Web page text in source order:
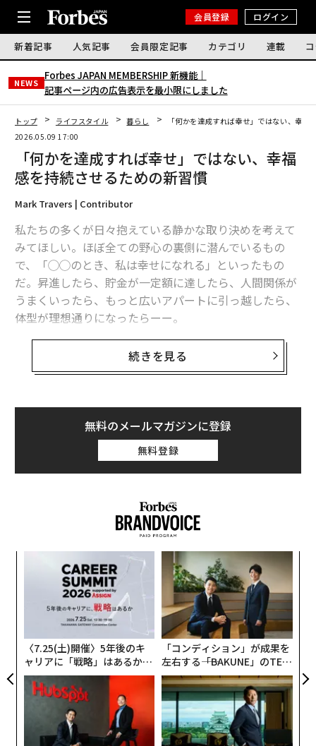
会員登録 ログイン
新着記事 人気記事 会員限定記事 カテゴリ 連載
NEWS
Forbes JAPAN MEMBERSHIP 新機能｜
記事ページ内の広告表示を最小限にしました
トップ ライフスタイル 暮らし
「何かを達成すれば幸せ」ではない、幸福
2026.05.09 17:00
「何かを達成すれば幸せ」ではない、幸福
感を持続させるための新習慣
Mark Travers | Contributor
私たちの多くが日々抱えている静かな取り決めを考えて
みてほしい。ほぼ全ての野心の裏側に潜んでいるもの
で、「◯◯のとき、私は幸せになれる」といったもの
だ。昇進したら、貯金が一定額に達したら、人間関係が
うまくいったら、もっと広いアパートに引っ越したら、
体型が理想通りになったらーー。
この言葉は多くの人にとって一種の内なる羅針盤のよう
に機能し、努力に方向性を与え、犠牲に意味を持たせ
たる心理学研究によると、この考え方は間違っている。
親切心からの助言が的を外すこともあるというものでは
なく、構造的かつ根本的に間違っているのだ。
私たちが達成によって得られると期待する幸福は長続き
ムは個人の欠点ではない。人間の心に深く組み込まれた
特性であり、心理学者たちはそれに名称をつけている。
続きを見る
無料のメールマガジンに登録
無料登録
〈7.25(土)開催〉5年後のキ
ャリアに「戦略」はあるか。
トップエグゼクティブのキャ
リアに触れる1日│CAREER S
UMMIT 2026
「コンディション」が成果を
左右する――「BAKUNE」のTEN
TIALが支える「挑戦者の明
日」